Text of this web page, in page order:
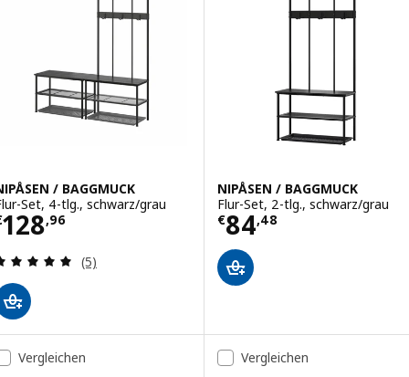
/ BAGGMUCK
Set, 4-tlg., schwarz/grau
128,96
€ 128,96
Überprüfung: 5 aus 5 sterne. Bewertungen
(5)
NIPÅSEN / BAGGMUCK
Flur-Set, 2-tlg., schwarz/grau
€84,48
Preis € 84,48
Vergleichen Vergleichen